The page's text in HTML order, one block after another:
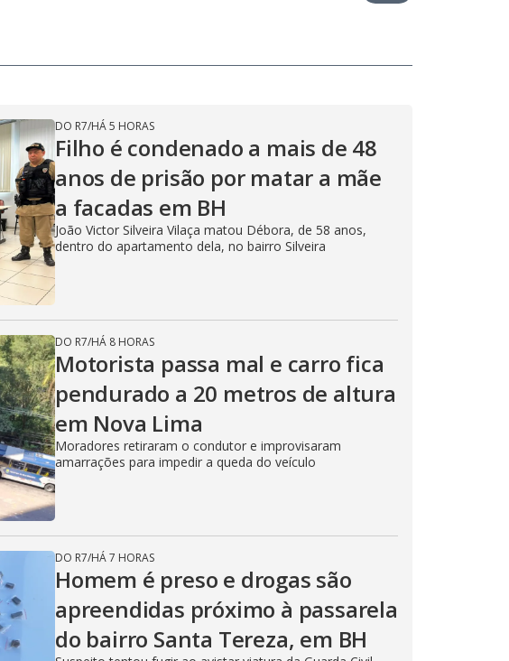
DO R7/HÁ 5 HORAS
Filho é condenado a mais de 48
anos de prisão por matar a mãe
a facadas em BH
João Victor Silveira Vilaça matou Débora, de 58 anos,
dentro do apartamento dela, no bairro Silveira
DO R7/HÁ 8 HORAS
Motorista passa mal e carro fica
pendurado a 20 metros de altura
em Nova Lima
Moradores retiraram o condutor e improvisaram
amarrações para impedir a queda do veículo
DO R7/HÁ 7 HORAS
Homem é preso e drogas são
apreendidas próximo à passarela
do bairro Santa Tereza, em BH